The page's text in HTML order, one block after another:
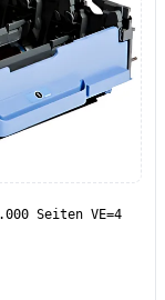
Seiten VE=4